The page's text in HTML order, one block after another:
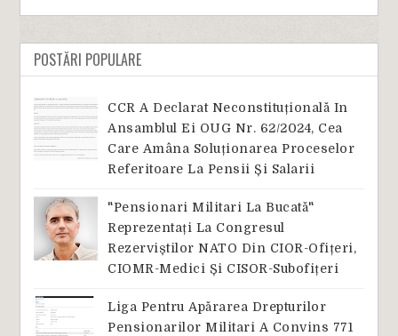
POSTĂRI POPULARE
CCR A Declarat Neconstituțională In
Ansamblul Ei OUG Nr. 62/2024, Cea
Care Amâna Soluționarea Proceselor
Referitoare La Pensii Și Salarii
"Pensionari Militari La Bucată"
Reprezentați La Congresul
Rezerviștilor NATO Din CIOR-Ofițeri,
CIOMR-Medici Și CISOR-Subofițeri
Liga Pentru Apărarea Drepturilor
Pensionarilor Militari A Convins 771